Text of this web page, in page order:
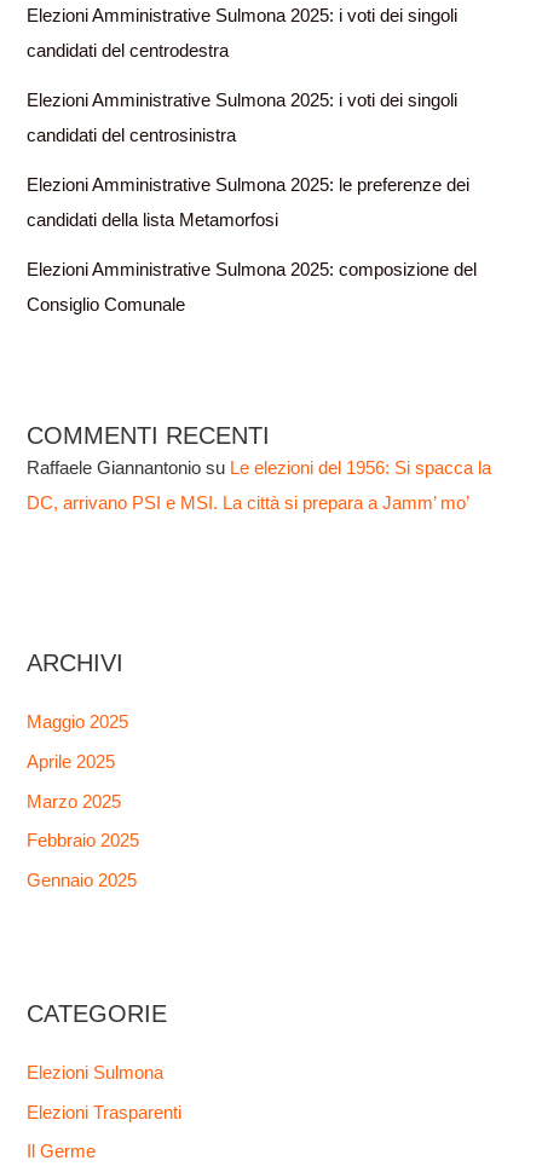
Elezioni Amministrative Sulmona 2025: i voti dei singoli
candidati del centrodestra
Elezioni Amministrative Sulmona 2025: i voti dei singoli
candidati del centrosinistra
Elezioni Amministrative Sulmona 2025: le preferenze dei
candidati della lista Metamorfosi
Elezioni Amministrative Sulmona 2025: composizione del
Consiglio Comunale
COMMENTI RECENTI
Raffaele Giannantonio su Le elezioni del 1956: Si spacca la
DC, arrivano PSI e MSI. La città si prepara a Jamm’ mo’
ARCHIVI
Maggio 2025
Aprile 2025
Marzo 2025
Febbraio 2025
Gennaio 2025
CATEGORIE
Elezioni Sulmona
Elezioni Trasparenti
Il Germe